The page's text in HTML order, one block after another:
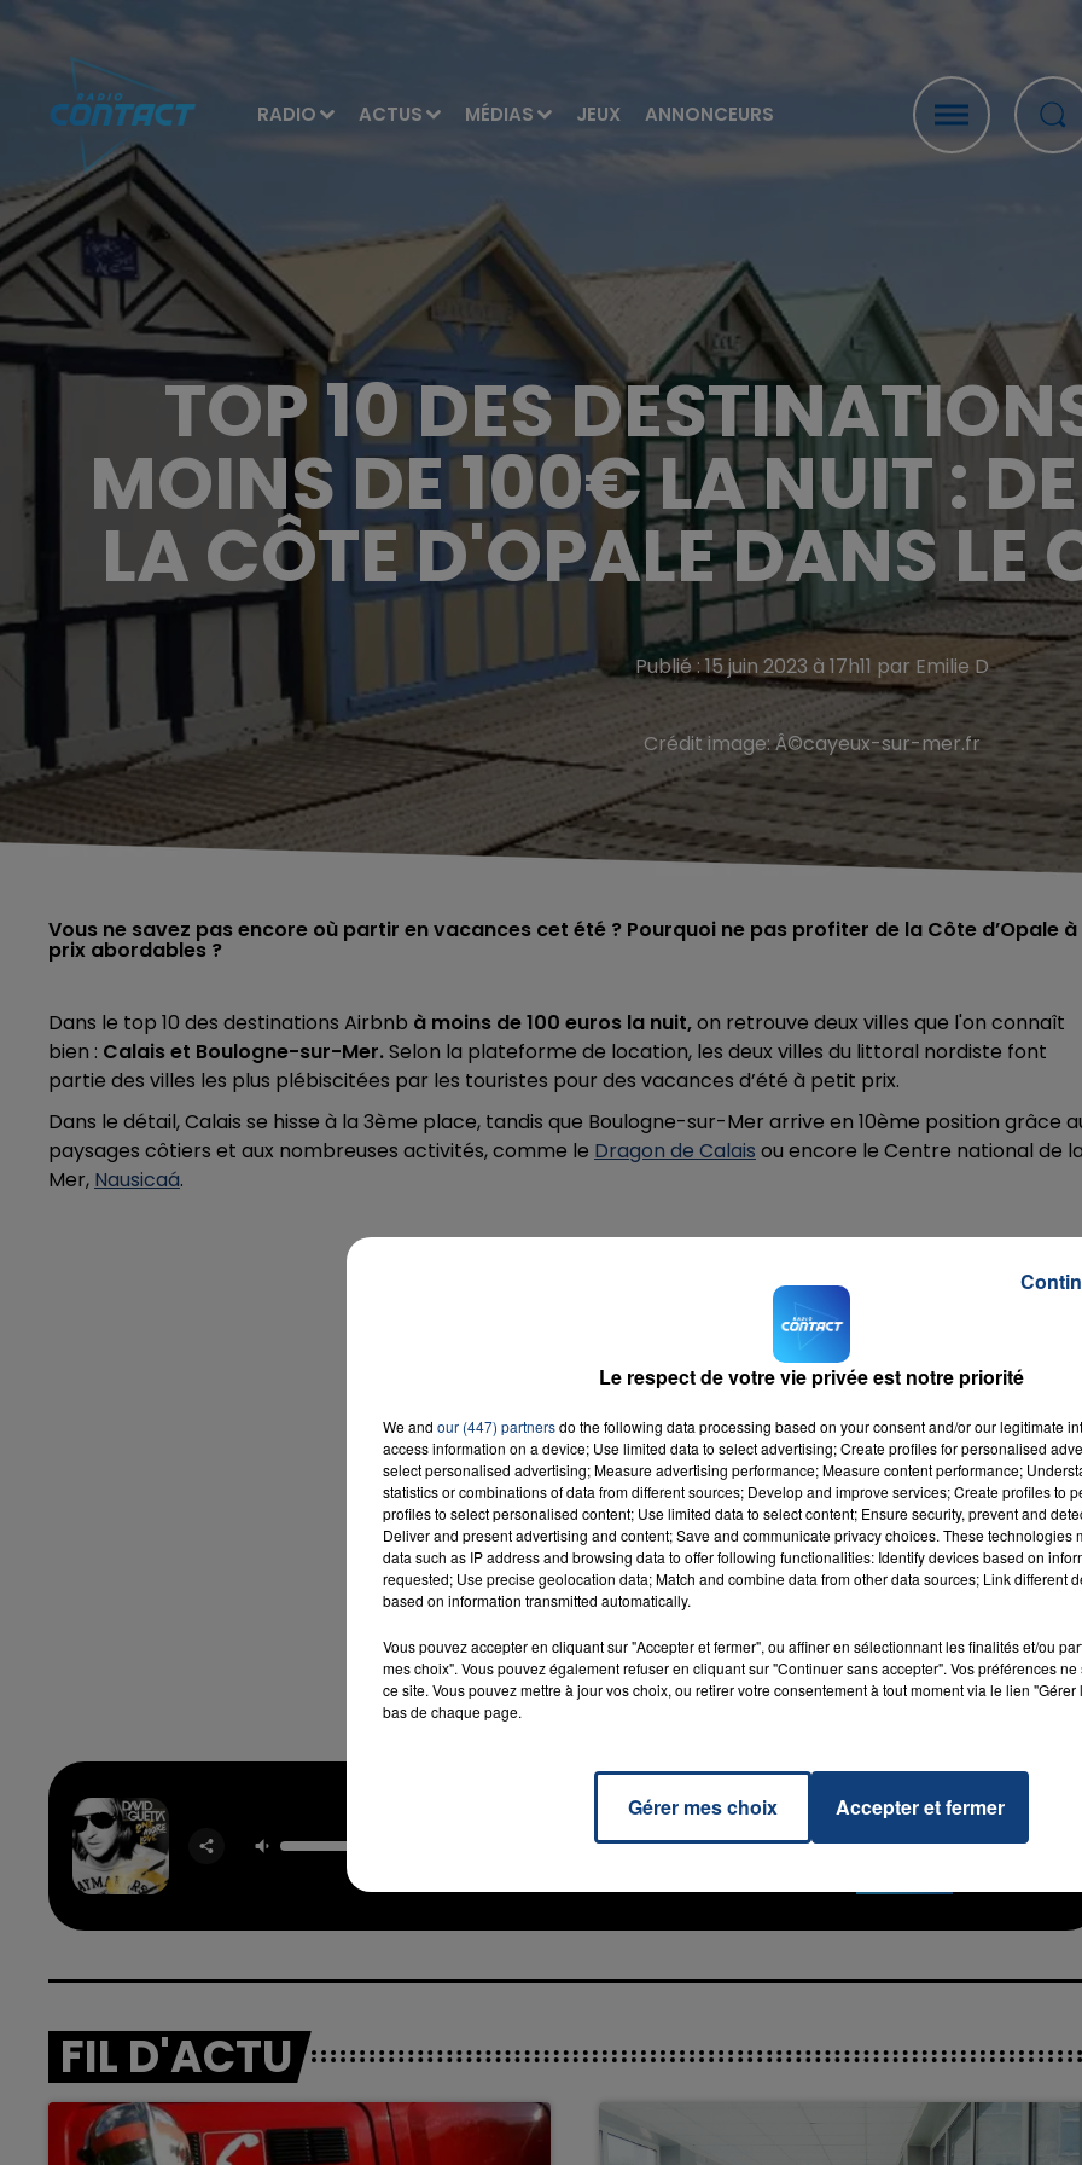
RADIO ACTUS MÉDIAS JEUX ANNONCEURS
TOP 10 DES
MOINS DE 100€ LA NUIT :
LA CÔTE D'OPALE DANS LE
Publié : 15 juin 2023 à 17h11 par Emilie D
Crédit image:Â©cayeux-sur-mer.fr
Vous ne savez pas encore où partir en vacances cet été ? Pourquoi ne pas profiter de la Côte d’Opale à
prix abordables ?
Dans le top 10 des destinations Airbnb à moins de 100 euros la nuit,on retrouve deux villes que l'on connaît
bien : Calais et Boulogne-sur-Mer.Selon la plateforme de location, les deux villes du littoral nordiste font
partie des villes les plus plébiscitées par les touristes pour des vacances d’été à petit prix.
Dans le détail, Calais se hisse à la 3ème place, tandis que Boulogne-sur-Mer arrive en 10ème position grâce
paysages côtiers et aux nombreuses activités, comme le Dragon de Calais ou encore le Centre national de la
Mer, Nausicaá.
3. Calais
5. Pau (Nouvelle-Aquitaine)
6. Strasbourg (Alsace)
7. Le Havre (Normandie)
8. Caen (Normandie)
10. Boulogne-sur-Mer
RADIO CONTACT
FIL D'ACTU
La Team du Week-end La Team du Week-end
Le respect de votre vie privée est notre priorité
We and our (447) partnersdo the following data processing based on your consent and/or our legitimate
access information on a device; Use limited data to select advertising; Create profiles for personalised
select personalised advertising; Measure advertising performance; Measure content performance;
statistics or combinations of data from different sources; Develop and improve services; Create profiles to
profiles to select personalised content; Use limited data to select content; Ensure security, prevent and
Deliver and present advertising and content; Save and communicate privacy choices. These technologies
data such as IP address and browsing data to offer following functionalities: Identify devices based on
requested; Use precise geolocation data; Match and combine data from other data sources; Link different
based on information transmitted automatically.
Vous pouvez accepter en cliquant sur "Accepter et fermer", ou affiner en sélectionnant les finalités et/ou
mes choix". Vous pouvez également refuser en cliquant sur "Continuer sans accepter". Vos préférences
ce site. Vous pouvez mettre à jour vos choix, ou retirer votre consentement à tout moment via le lien
bas de chaque page.
Gérer mes choix Accepter et fermer